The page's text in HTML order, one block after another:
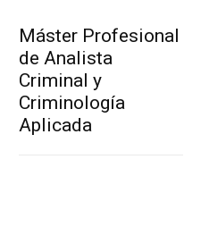
Máster Profesional
de Analista
Criminal y
Criminología
Aplicada